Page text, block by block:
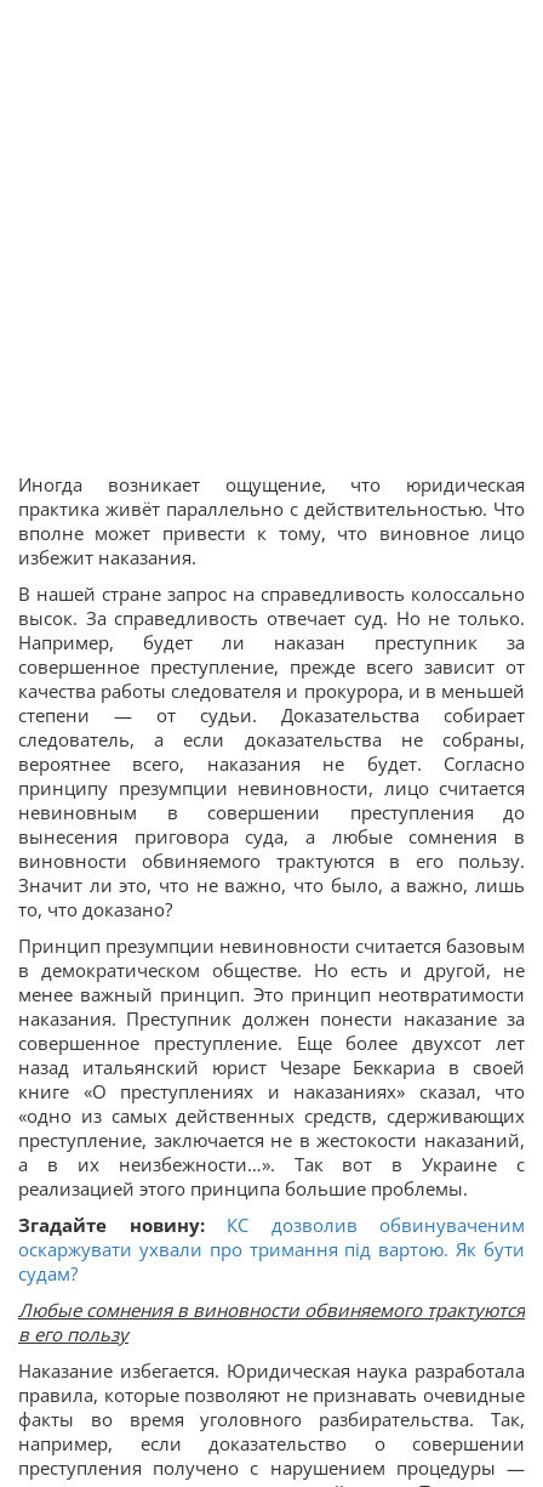
Иногда возникает ощущение, что юридическая
практика живёт параллельно с действительностью. Что
вполне может привести к тому, что виновное лицо
избежит наказания.
В нашей стране запрос на справедливость колоссально
высок. За справедливость отвечает суд. Но не только.
Например, будет ли наказан преступник за
совершенное преступление, прежде всего зависит от
качества работы следователя и прокурора, и в меньшей
степени — от судьи. Доказательства собирает
следователь, а если доказательства не собраны,
вероятнее всего, наказания не будет. Согласно
принципу презумпции невиновности, лицо считается
невиновным в совершении преступления до
вынесения приговора суда, а любые сомнения в
виновности обвиняемого трактуются в его пользу.
Значит ли это, что не важно, что было, а важно, лишь
то, что доказано?
Принцип презумпции невиновности считается базовым
в демократическом обществе. Но есть и другой, не
менее важный принцип. Это принцип неотвратимости
наказания. Преступник должен понести наказание за
совершенное преступление. Еще более двухсот лет
назад итальянский юрист Чезаре Беккариа в своей
книге «О преступлениях и наказаниях» сказал, что
«одно из самых действенных средств, сдерживающих
преступление, заключается не в жестокости наказаний,
а в их неизбежности…». Так вот в Украине с
реализацией этого принципа большие проблемы.
Згадайте новину: КС дозволив обвинуваченим
оскаржувати ухвали про тримання під вартою. Як бути
судам?
Любые сомнения в виновности обвиняемого трактуются
в его пользу
Наказание избегается. Юридическая наука разработала
правила, которые позволяют не признавать очевидные
факты во время уголовного разбирательства. Так,
например, если доказательство о совершении
преступления получено с нарушением процедуры —